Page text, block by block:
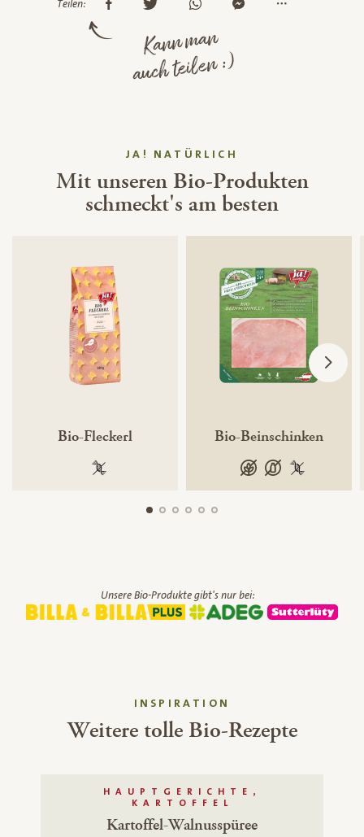
Teilen:
Kann man
auch teilen :)
JA! NATÜRLICH
Mit unseren Bio-Produkten
schmeckt's am besten
Bio-Fleckerl
100 % gentechnikfrei
Bio-Beinschinken
glutenfrei
laktosefrei
100 %
Unsere Bio-Produkte gibt's nur bei:
INSPIRATION
Weitere tolle Bio-Rezepte
HAUPTGERICHTE,
KARTOFFEL
Kartoffel-Walnusspüree